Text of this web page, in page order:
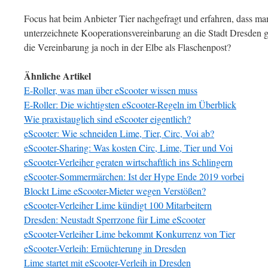
Focus hat beim Anbieter Tier nachgefragt und erfahren, dass
unterzeichnete Kooperationsvereinbarung an die Stadt
die Vereinbarung ja noch in der Elbe als Flaschenpost?
Ähnliche Artikel
E-Roller, was man über eScooter wissen muss
E-Roller: Die wichtigsten eScooter-Regeln im Überblick
Wie praxistauglich sind eScooter eigentlich?
eScooter: Wie schneiden Lime, Tier, Circ, Voi ab?
eScooter-Sharing: Was kosten Circ, Lime, Tier und Voi
eScooter-Verleiher geraten wirtschaftlich ins Schlingern
eScooter-Sommermärchen: Ist der Hype Ende 2019 vorbei
Blockt Lime eScooter-Mieter wegen Verstößen?
eScooter-Verleiher Lime kündigt 100 Mitarbeitern
Dresden: Neustadt Sperrzone für Lime eScooter
eScooter-Verleiher Lime bekommt Konkurrenz von Tier
eScooter-Verleih: Ernüchterung in Dresden
Lime startet mit eScooter-Verleih in Dresden